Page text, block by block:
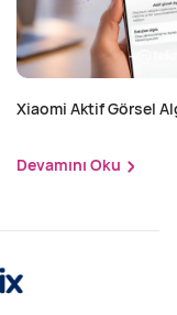
Xiaomi Aktif Görsel
Devamını Oku